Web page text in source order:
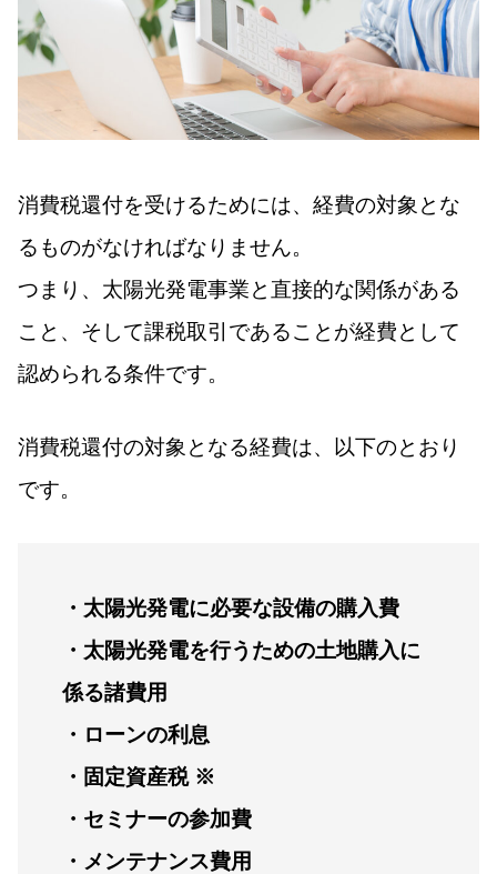
消費税還付を受けるためには、経費の対象とな
るものがなければなりません。
つまり、太陽光発電事業と直接的な関係がある
こと、そして課税取引であることが経費として
認められる条件です。
消費税還付の対象となる経費は、以下のとおり
です。
・太陽光発電に必要な設備の購入費
・太陽光発電を行うための土地購入に
係る諸費用
・ローンの利息
・固定資産税 ※
・セミナーの参加費
・メンテナンス費用